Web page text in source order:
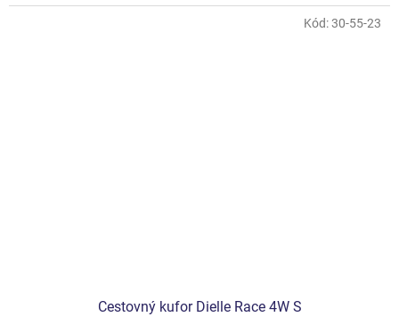
Cestovný kufor Dielle Race 4W S
Kód:30-55-23